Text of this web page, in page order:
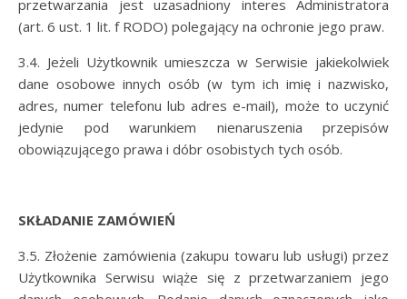
przetwarzania jest uzasadniony interes Administratora
(art. 6 ust. 1 lit. f RODO) polegający na ochronie jego praw.
3.4. Jeżeli Użytkownik umieszcza w Serwisie jakiekolwiek
dane osobowe innych osób (w tym ich imię i nazwisko,
adres, numer telefonu lub adres e-mail), może to uczynić
jedynie pod warunkiem nienaruszenia przepisów
obowiązującego prawa i dóbr osobistych tych osób.
SKŁADANIE ZAMÓWIEŃ
3.5. Złożenie zamówienia (zakupu towaru lub usługi) przez
Użytkownika Serwisu wiąże się z przetwarzaniem jego